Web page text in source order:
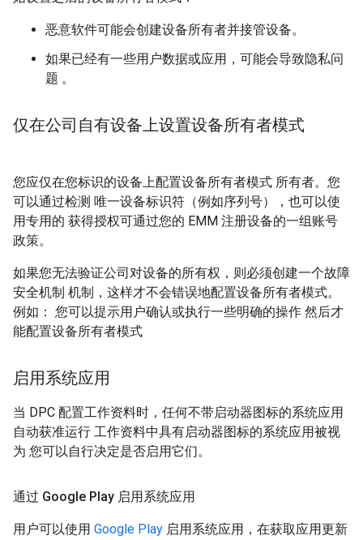
恶意软件可能会创建设备所有者并接管设备。
如果已经有一些用户数据或应用，可能会导致隐私问
题 。
仅在公司自有设备上设置设备所有者模式
您应仅在您标识的设备上配置设备所有者模式 所有者。您
可以通过检测 唯一设备标识符（例如序列号），也可以使
用专用的 获得授权可通过您的 EMM 注册设备的一组账号
政策。
如果您无法验证公司对设备的所有权，则必须创建一个故障
安全机制 机制，这样才不会错误地配置设备所有者模式。
例如： 您可以提示用户确认或执行一些明确的操作 然后才
能配置设备所有者模式
启用系统应用
当 DPC 配置工作资料时，任何不带启动器图标的系统应用
自动获准运行 工作资料中具有启动器图标的系统应用被视
为 您可以自行决定是否启用它们。
通过 Google Play 启用系统应用
用户可以使用 Google Play 启用系统应用，在获取应用更新